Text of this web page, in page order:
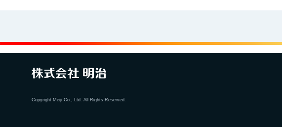
Copyright Meiji Co., Ltd. All Rights Reserved.